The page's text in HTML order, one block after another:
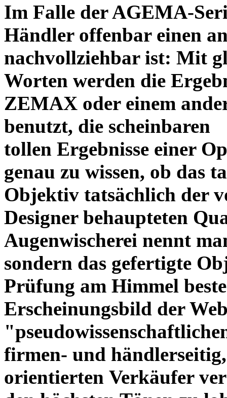
Im Falle der AGEMA-
Händler offenbar einen
nachvollziehbar ist: Mit
Worten werden die
ZEMAX oder einem
benutzt, die scheinbaren
tollen Ergebnisse einer
genau zu wissen, ob das
Objektiv tatsächlich der
Designer behaupteten
Augenwischerei nennt
sondern das gefertigte
Prüfung am Himmel
Erscheinungsbild der
firmen- und
orientierten Verkäufer